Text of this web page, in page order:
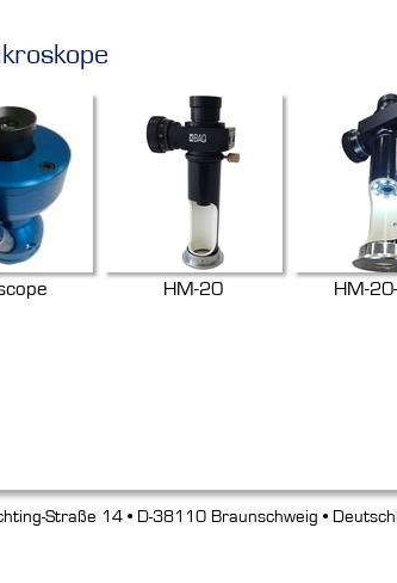
HM-20 HM-
Straße 14 • D-38110 Braunschweig •